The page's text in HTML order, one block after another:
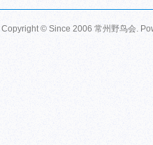
Copyright © Since 2006 常州野鸟会.